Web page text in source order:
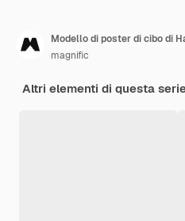
Modello di poster di cibo di
magnific
Altri elementi di questa